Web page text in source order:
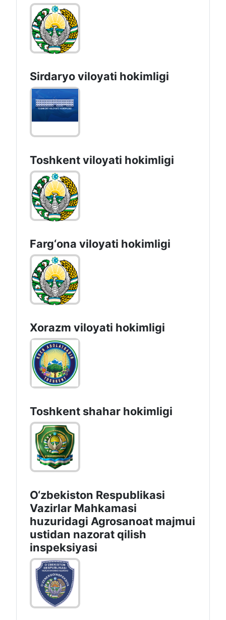
Sirdaryo vilоyati hоkimligi
Toshkent vilоyati hоkimligi
Farg‘оnа vilоyati hоkimligi
Xorazm vilоyati hоkimligi
Toshkеnt shаhаr hоkimligi
O‘zbekiston Respublikasi
Vazirlar Mahkamasi
huzuridagi Agrosanoat majmui
ustidan nazorat qilish
inspeksiyasi